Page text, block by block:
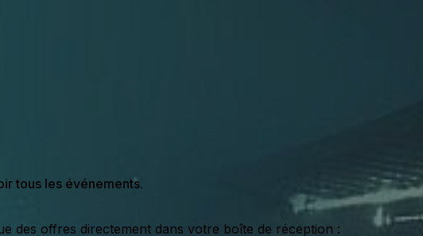
tous les événements.
des offres directement dans votre boîte de réception :